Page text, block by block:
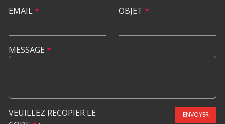
EMAIL* OBJET *
MESSAGE *
VEUILLEZ RECOPIER LE
ENVOYER